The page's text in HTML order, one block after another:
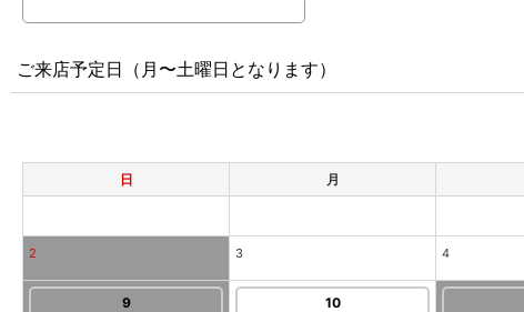
ご来店予定日（月〜土曜日となります）
日 月
2 3 4
9 10